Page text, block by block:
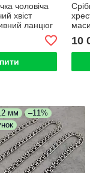
чоловіча
хвіст
ланцюг
6 мм.
10
мм
–11%